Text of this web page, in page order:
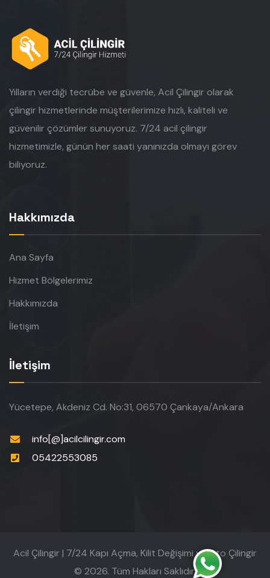
Yılların verdiği tecrübe ve güvenle, Acil Çilingir olarak
çilingir hizmetlerinde müşterilerimize hızlı, kaliteli ve
güvenilir çözümler sunuyoruz. 7/24 acil çilingir
hizmetimizle, günün her saati yanınızda olmayı görev
biliyoruz.
Hakkımızda
Ana Sayfa
Hizmet Bölgelerimiz
Hakkımızda
İletişim
İletişim
Yücetepe, Akdeniz Cd. No:31, 06570 Çankaya/Ankara
info[@]acilcilingir.com
05422553085
Acil Çilingir | 7/24 Kapı Açma, Kilit Değişimi ve Oto Çilingir
© 2026. Tüm Hakları Saklıdır.